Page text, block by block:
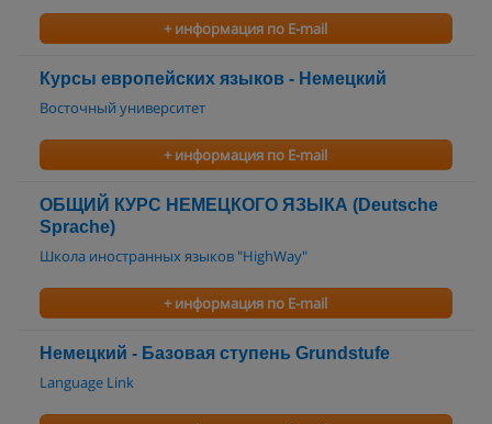
+ информация по E-mail
Курсы европейских языков - Немецкий
Восточный университет
+ информация по E-mail
ОБЩИЙ КУРС НЕМЕЦКОГО ЯЗЫКА (Deutsche
Sprache)
Школа иностранных языков "HighWay"
+ информация по E-mail
Немецкий - Базовая ступень Grundstufe
Language Link